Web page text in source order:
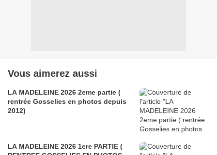
Vous aimerez aussi
LA MADELEINE 2026 2eme partie (
rentrée Gosselies en photos depuis
2012)
LA MADELEINE 2026 1ere PARTIE (